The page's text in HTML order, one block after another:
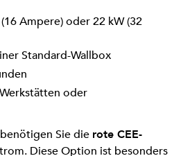
Ampere) oder 22 kW (32
Standard-Wallbox
oder
Sie die rote CEE-
Diese Option ist besonders